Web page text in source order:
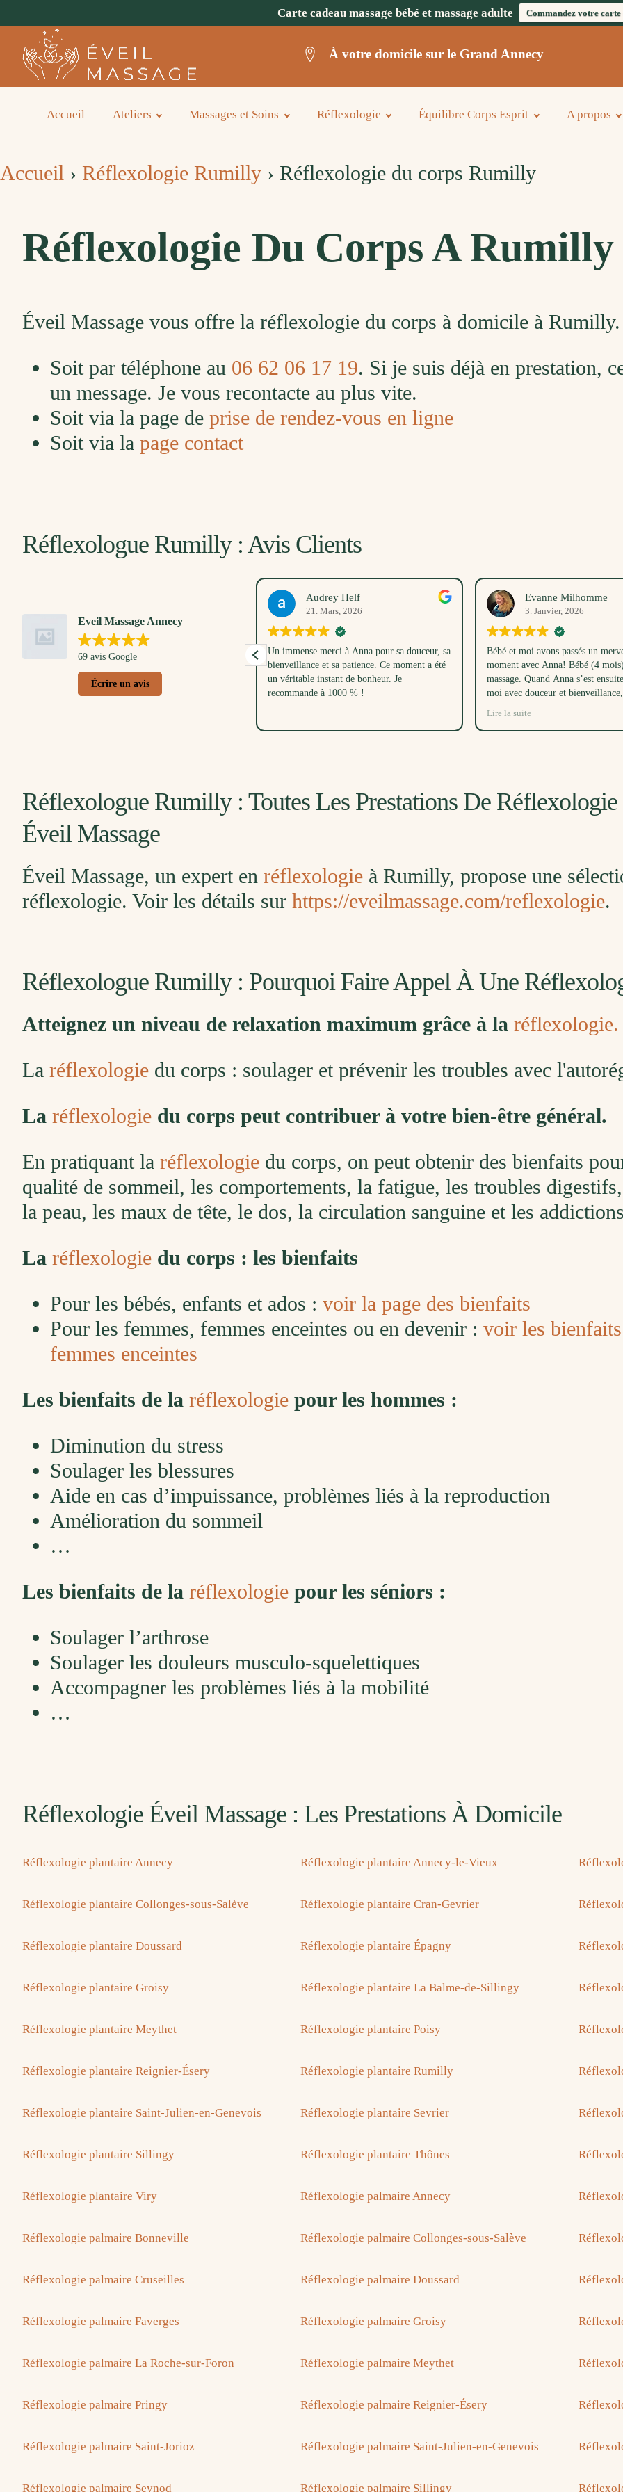
Carte cadeau massage bébé et massage adulte Commandez votre carte
À votre domicile sur le Grand Annecy
Accueil Ateliers Massages et Soins Réflexologie Équilibre Corps Esprit A propos
Accueil › Réflexologie Rumilly › Réflexologie du corps Rumilly
Réflexologie Du Corps A Rumilly
Éveil Massage vous offre la réflexologie du corps à domicile à Rumilly.
Soit par téléphone au 06 62 06 17 19. Si je suis déjà en prestation,
un message. Je vous recontacte au plus vite.
Soit via la page de prise de rendez-vous en ligne
Soit via la page contact
Réflexologue Rumilly : Avis Clients
Eveil Massage Annecy
69 avis Google
Écrire un avis
Un très bon moment partagé avec mon petit
loulou. Anna nous a d'abord montré et
expliqué les gestes pour masser bébé, tout en
respectant ses envies et son rythme. Ensuite
Audrey Helf
21. Mars, 2026
Un immense merci à Anna pour sa douceur, sa
bienveillance et sa patience. Ce moment a été
un véritable instant de bonheur. Je
recommande à 1000 % !
Evanne Milhomme
3. Janvier, 2026
Bébé et moi avons passés un
moment avec Anna! Bébé (4
massage. Quand Anna s’est
moi avec douceur et
les trois étaient un très beau
Lire la suite
Réflexologue Rumilly : Toutes Les Prestations De
Éveil Massage
Éveil Massage, un expert en réflexologie à Rumilly, propose une
réflexologie. Voir les détails sur https://eveilmassage.com/reflexologie.
Réflexologue Rumilly : Pourquoi Faire Appel À Une
Atteignez un niveau de relaxation maximum grâce à la réflexologie.
La réflexologie du corps : soulager et prévenir les troubles avec
La réflexologie du corps peut contribuer à votre bien-être général.
En pratiquant la réflexologie du corps, on peut obtenir des bienfaits
qualité de sommeil, les comportements, la fatigue, les troubles
la peau, les maux de tête, le dos, la circulation sanguine et les
La réflexologie du corps : les bienfaits
Pour les bébés, enfants et ados : voir la page des bienfaits
Pour les femmes, femmes enceintes ou en devenir : voir les
femmes enceintes
Les bienfaits de la réflexologie pour les hommes :
Diminution du stress
Soulager les blessures
Aide en cas d’impuissance, problèmes liés à la reproduction
Amélioration du sommeil
…
Les bienfaits de la réflexologie pour les séniors :
Soulager l’arthrose
Soulager les douleurs musculo-squelettiques
Accompagner les problèmes liés à la mobilité
…
Réflexologie Éveil Massage : Les Prestations À Domicile
Réflexologie plantaire Annecy Réflexologie plantaire Annecy-le-Vieux
Réflexologie plantaire Collonges-sous-Salève Réflexologie plantaire Cran-Gevrier
Réflexologie plantaire Doussard Réflexologie plantaire Épagny
Réflexologie plantaire Groisy Réflexologie plantaire La Balme-de-Sillingy
Réflexologie plantaire Meythet Réflexologie plantaire Poisy
Réflexologie plantaire Reignier-Ésery Réflexologie plantaire Rumilly
Réflexologie plantaire Saint-Julien-en-Genevois Réflexologie plantaire Sevrier
Réflexologie plantaire Sillingy Réflexologie plantaire Thônes
Réflexologie plantaire Viry Réflexologie palmaire Annecy
Réflexologie palmaire Bonneville Réflexologie palmaire Collonges-sous-Salève
Réflexologie palmaire Cruseilles Réflexologie palmaire Doussard
Réflexologie palmaire Faverges Réflexologie palmaire Groisy
Réflexologie palmaire La Roche-sur-Foron Réflexologie palmaire Meythet
Réflexologie palmaire Pringy Réflexologie palmaire Reignier-Ésery
Réflexologie palmaire Saint-Jorioz Réflexologie palmaire Saint-Julien-en-Genevois
Réflexologie palmaire Seynod Réflexologie palmaire Sillingy